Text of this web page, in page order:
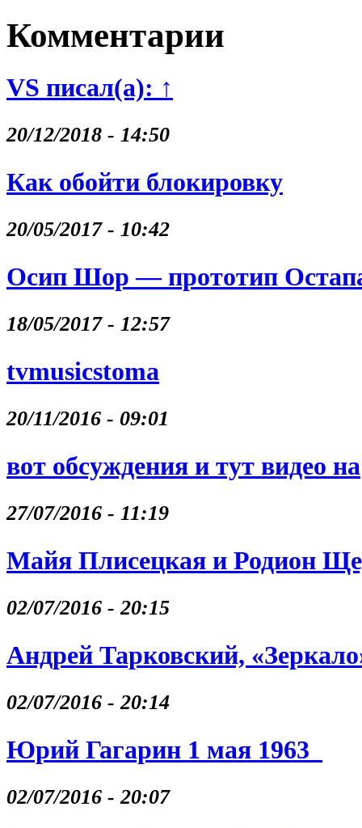
Комментарии
VS писал(а): ↑
20/12/2018 - 14:50
Как обойти блокировку
20/05/2017 - 10:42
Осип Шор — прототип
18/05/2017 - 12:57
tvmusicstoma
20/11/2016 - 09:01
вот обсуждения и тут видео на
27/07/2016 - 11:19
Майя Плисецкая и Родион
02/07/2016 - 20:15
Андрей Тарковский,
02/07/2016 - 20:14
Юрий Гагарин 1 мая 1963
02/07/2016 - 20:07